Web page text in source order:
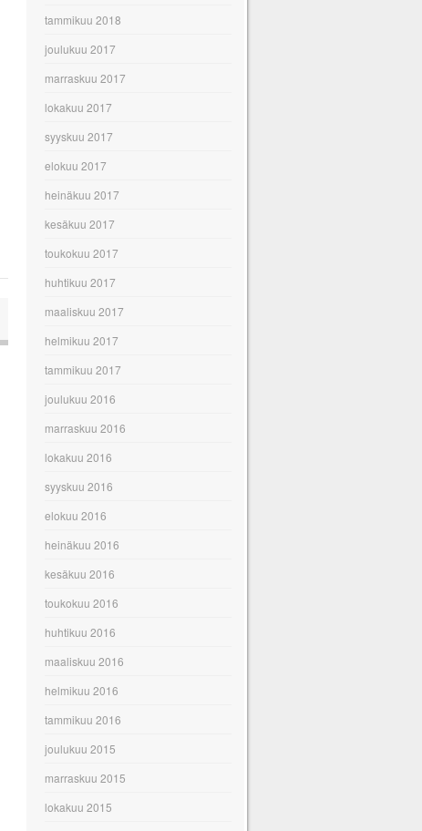
tammikuu 2018
joulukuu 2017
marraskuu 2017
lokakuu 2017
syyskuu 2017
elokuu 2017
heinäkuu 2017
kesäkuu 2017
toukokuu 2017
huhtikuu 2017
maaliskuu 2017
helmikuu 2017
tammikuu 2017
joulukuu 2016
marraskuu 2016
lokakuu 2016
syyskuu 2016
elokuu 2016
heinäkuu 2016
kesäkuu 2016
toukokuu 2016
huhtikuu 2016
maaliskuu 2016
helmikuu 2016
tammikuu 2016
joulukuu 2015
marraskuu 2015
lokakuu 2015